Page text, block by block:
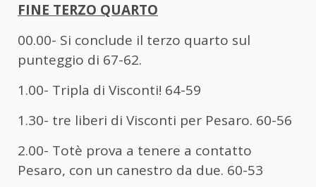
FINE TERZO QUARTO
00.00- Si conclude il terzo quarto sul
punteggio di 67-62.
1.00- Tripla di Visconti! 64-59
1.30- tre liberi di Visconti per Pesaro. 60-56
2.00- Totè prova a tenere a contatto
Pesaro, con un canestro da due. 60-53